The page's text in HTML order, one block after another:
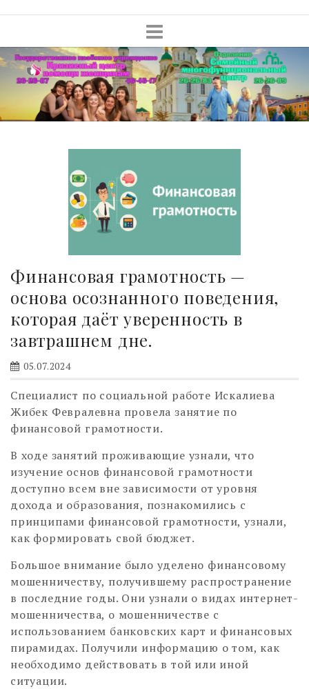
Финансовая грамотность —
основа осознанного поведения,
которая даёт уверенность в
завтрашнем дне.
05.07.2024
Специалист по социальной работе Искалиева
Жибек Февралевна провела занятие по
финансовой грамотности.
В ходе занятий проживающие узнали, что
изучение основ финансовой грамотности
доступно всем вне зависимости от уровня
дохода и образования, познакомились с
принципами финансовой грамотности, узнали,
как формировать свой бюджет.
Большое внимание было уделено финансовому
мошенничеству, получившему распространение
в последние годы. Они узнали о видах интернет-
мошенничества, о мошенничестве с
использованием банковских карт и финансовых
пирамидах. Получили информацию о том, как
необходимо действовать в той или иной
ситуации.